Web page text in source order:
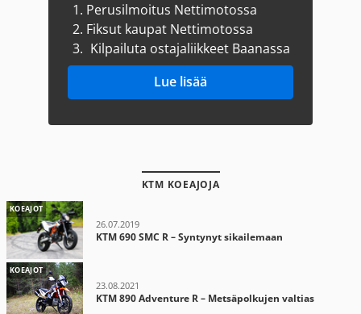
1. Perusilmoitus Nettimotossa
2. Fiksut kaupat Nettimotossa
3. Kilpailuta ostajaliikkeet Baanassa
Lue lisää
KTM KOEAJOJA
KOEAJOT
26.07.2019
KTM 690 SMC R – Syntynyt sikailemaan
KOEAJOT
23.08.2021
KTM 890 Adventure R – Metsäpolkujen valtias